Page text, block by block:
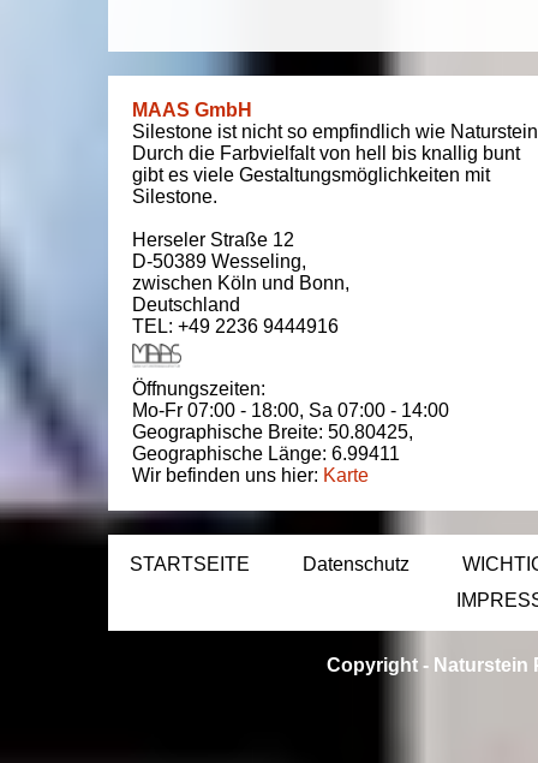
MAAS GmbH
Silestone ist nicht so empfindlich wie
Durch die Farbvielfalt von hell bis knallig bunt
gibt es viele Gestaltungsmöglichkeiten mit
Silestone.
Herseler Straße 12
D-50389 Wesseling,
zwischen Köln und Bonn,
Deutschland
TEL: +49 2236 9444916
Öffnungszeiten:
Mo-Fr 07:00 - 18:00, Sa 07:00 - 14:00
Geographische Breite: 50.80425,
Geographische Länge: 6.99411
Wir befinden uns hier: Karte
STARTSEITE Datenschutz
Copyright - Naturstein